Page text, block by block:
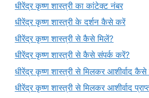
धीरेंद्र कृष्ण शास्त्री का कांटेक्ट नंबर
धीरेंद्र कृष्ण शास्त्री के दर्शन कैसे करें
धीरेंद्र कृष्ण शास्त्री से कैसे मिलें?
धीरेंद्र कृष्ण शास्त्री से कैसे संपर्क करें?
धीरेंद्र कृष्ण शास्त्री से मिलकर आशीर्वाद
धीरेंद्र कृष्ण शास्त्री से मिलकर आशीर्वाद